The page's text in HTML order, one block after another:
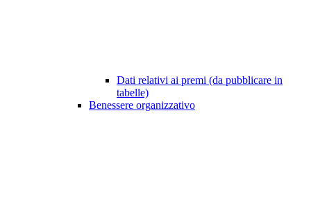
Dati relativi ai premi (da pubblicare in
tabelle)
Benessere organizzativo